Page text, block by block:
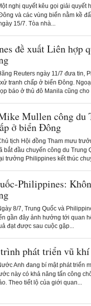
nghị quyết kêu gọi giải quyết
và các vùng biển nằm kề
15/7. Tòa nhà...
đề xuất Liên hợp
Reuters ngày 11/7 đưa tin,
tranh chấp ở biển Đông.
báo ở thủ đô Manila cũng cho
Mullen công du
ở biển Đông
tịch Hội đồng Tham mưu
bắt đầu chuyến công du Trung
trưởng Philippines kết thúc
Philippines:
8/7, Trung Quốc và
gần đây ảnh hưởng tới quan
đạt được sau cuộc gặp...
phát triển vũ
Anh đang bí mật phát triển
này có khả năng tấn công
Theo tiết lộ của giới quan...